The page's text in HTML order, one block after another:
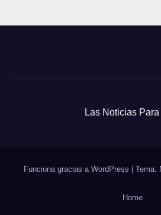
Las Noticias
Funciona gracias a WordPress | Tema:
Home